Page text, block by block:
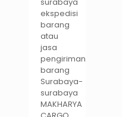
ekspedisi
barang
atau
jasa
pengiriman
barang
Surabaya-
surabaya
MAKHARYA